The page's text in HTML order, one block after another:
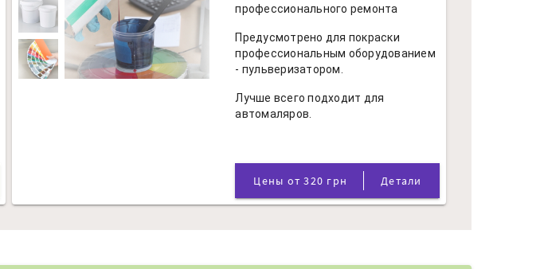
профессионального ремонта
Предусмотрено для покраски
профессиональным оборудованием
- пульверизатором.
Лучше всего подходит для
автомаляров.
Цены от 320 грн Детали